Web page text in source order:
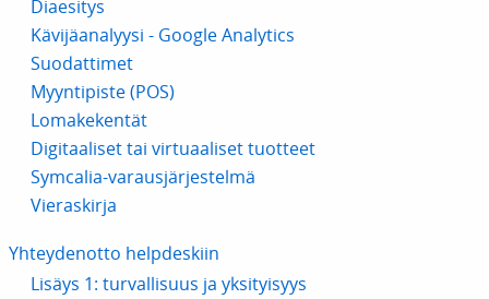
Diaesitys
Kävijäanalyysi - Google Analytics
Suodattimet
Myyntipiste (POS)
Lomakekentät
Digitaaliset tai virtuaaliset tuotteet
Symcalia-varausjärjestelmä
Vieraskirja
Yhteydenotto helpdeskiin
Lisäys 1: turvallisuus ja yksityisyys